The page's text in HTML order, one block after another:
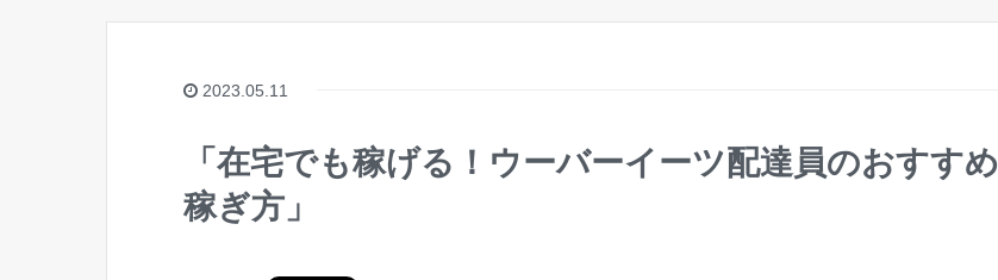
2023.05.11
「在宅でも稼げる！ウーバーイーツ配達員のおすすめ
稼ぎ方」